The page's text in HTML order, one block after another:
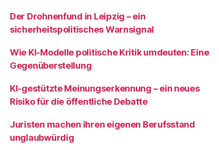
Der Drohnenfund in Leipzig – ein
sicherheitspolitisches Warnsignal
Wie KI‑Modelle politische Kritik umdeuten: Eine
Gegenüberstellung
KI‑gestützte Meinungserkennung – ein neues
Risiko für die öffentliche Debatte
Juristen machen ihren eigenen Berufsstand
unglaubwürdig